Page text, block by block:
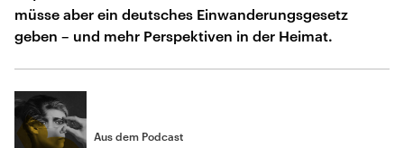
müsse aber ein deutsches Einwanderungsgesetz
geben – und mehr Perspektiven in der Heimat.
Aus dem Podcast